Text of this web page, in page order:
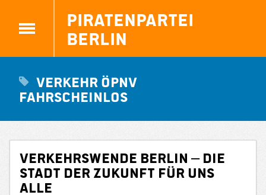
Piratenpartei
Berlin
Verkehr ÖPNV
fahrscheinlos
Verkehrswende Berlin – die
Stadt der Zukunft für uns
alle